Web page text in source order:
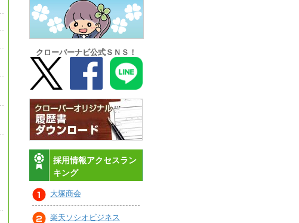
クローバーナビ公式ＳＮＳ！
採用情報アクセスラン
キング
大塚商会
楽天ソシオビジネス